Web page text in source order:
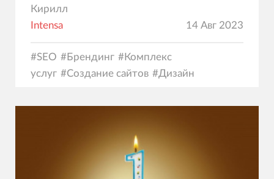
Кирилл
Intensa
14 Авг 2023
#SEO #Брендинг #Комплекс
услуг #Создание сайтов #Дизайн